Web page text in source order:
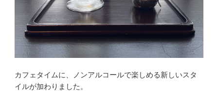
カフェタイムに、ノンアルコールで楽しめる新しいスタ
イルが加わりました。